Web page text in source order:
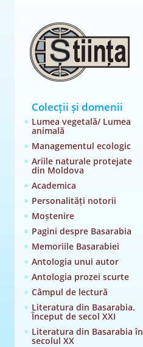
Colecții și domenii
Lumea vegetală/ Lumea
animală
Managementul ecologic
Ariile naturale protejate
din Moldova
Academica
Personalități notorii
Moștenire
Pagini despre Basarabia
Memoriile Basarabiei
Antologia unui autor
Antologia prozei scurte
Câmpul de lectură
Literatura din Basarabia.
Început de secol XXI
Literatura din Basarabia în
secolul XX